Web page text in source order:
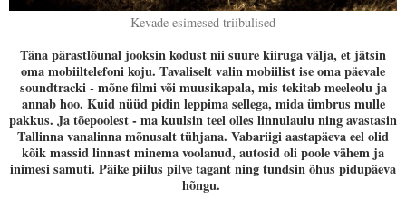
Kevade esimesed triibulised
Täna pärastlõunal jooksin kodust nii suure kiiruga välja, et jätsin
oma mobiiltelefoni koju. Tavaliselt valin mobiilist ise oma päevale
soundtracki - mõne filmi või muusikapala, mis tekitab meeleolu ja
annab hoo. Kuid nüüd pidin leppima sellega, mida ümbrus mulle
pakkus. Ja tõepoolest - ma kuulsin teel olles linnulaulu ning avastasin
Tallinna vanalinna mõnusalt tühjana. Vabariigi aastapäeva eel olid
kõik massid linnast minema voolanud, autosid oli poole vähem ja
inimesi samuti. Päike piilus pilve tagant ning tundsin õhus pidupäeva
hõngu.